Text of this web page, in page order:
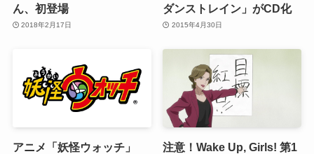
ん、初登場
2018年2月17日
ダンストレイン」がCD化
2015年4月30日
アニメ「妖怪ウォッチ」
注意！Wake Up, Girls! 第1